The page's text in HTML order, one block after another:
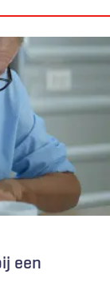
een